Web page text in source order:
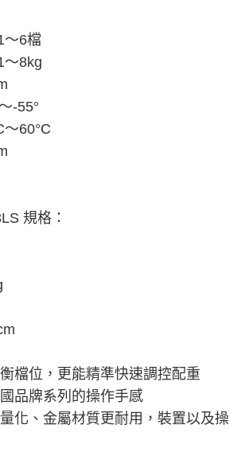
～6檔
～8kg
-55°
60°C
規格：
檔位，更能精準快速調控配重
品牌系列的操作手感
化、金屬材質更耐用，裝置以及操